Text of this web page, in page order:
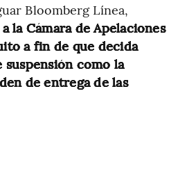
Bloomberg Línea,
la Cámara de Apelaciones
a fin de que decida
como la
de entrega de las